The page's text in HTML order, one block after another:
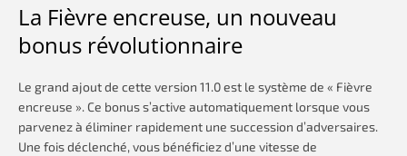
La Fièvre encreuse, un nouveau
bonus révolutionnaire
Le grand ajout de cette version 11.0 est le système de « Fièvre
encreuse ». Ce bonus s’active automatiquement lorsque vous
parvenez à éliminer rapidement une succession d’adversaires.
Une fois déclenché, vous bénéficiez d’une vitesse de